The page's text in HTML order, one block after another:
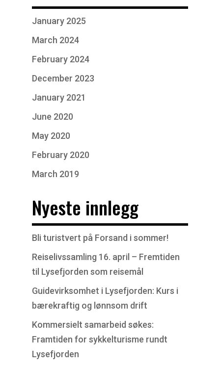
January 2025
March 2024
February 2024
December 2023
January 2021
June 2020
May 2020
February 2020
March 2019
Nyeste innlegg
Bli turistvert på Forsand i sommer!
Reiselivssamling 16. april – Fremtiden
til Lysefjorden som reisemål
Guidevirksomhet i Lysefjorden: Kurs i
bærekraftig og lønnsom drift
Kommersielt samarbeid søkes:
Framtiden for sykkelturisme rundt
Lysefjorden